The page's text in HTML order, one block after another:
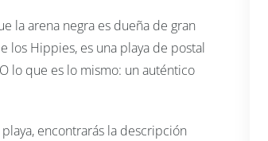
la arena negra es dueña de gran
los Hippies, es una playa de postal
lo que es lo mismo: un auténtico
encontrarás la descripción